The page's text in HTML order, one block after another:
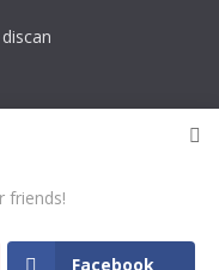
friends!
Facebook